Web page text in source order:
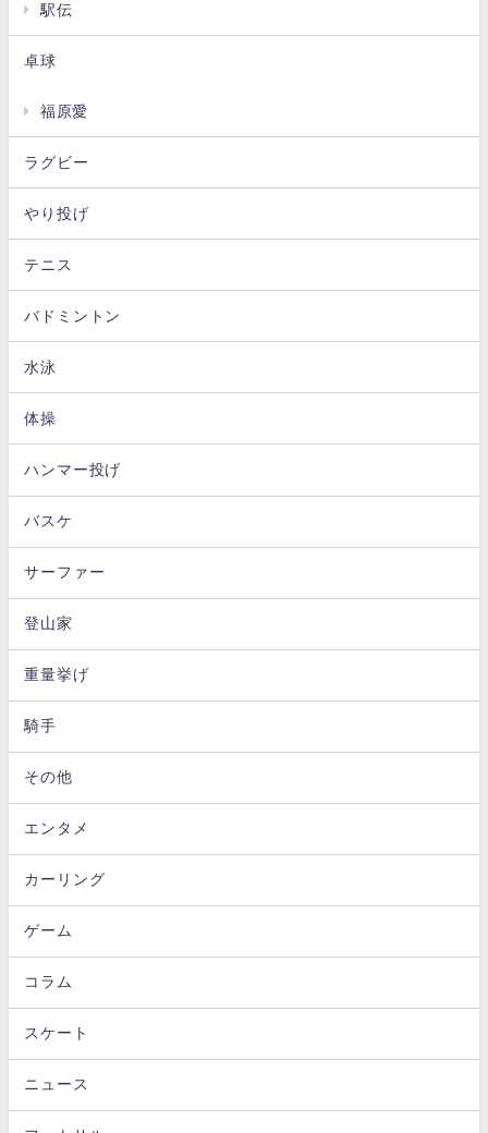
駅伝
卓球
福原愛
ラグビー
やり投げ
テニス
バドミントン
水泳
体操
ハンマー投げ
バスケ
サーファー
登山家
重量挙げ
騎手
その他
エンタメ
カーリング
ゲーム
コラム
スケート
ニュース